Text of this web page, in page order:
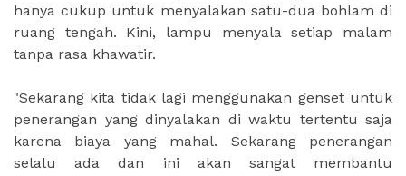
hanya cukup untuk menyalakan satu-dua bohlam di
ruang tengah. Kini, lampu menyala setiap malam
tanpa rasa khawatir.
"Sekarang kita tidak lagi menggunakan genset untuk
penerangan yang dinyalakan di waktu tertentu saja
karena biaya yang mahal. Sekarang penerangan
selalu ada dan ini akan sangat membantu